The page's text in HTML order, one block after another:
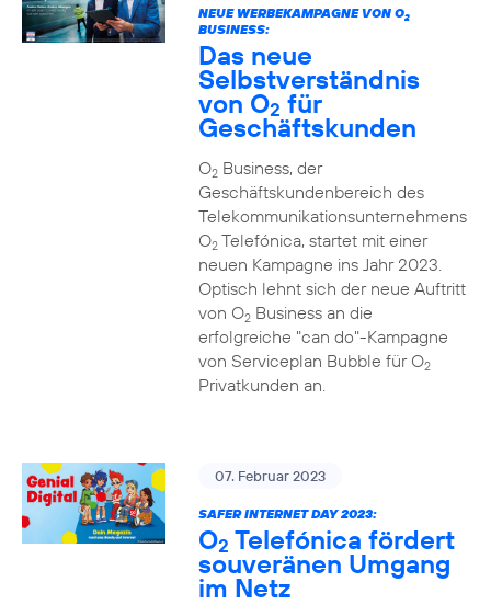
NEUE WERBEKAMPAGNE VON O2
BUSINESS:
Das neue
Selbstverständnis
von O2 für
Geschäftskunden
O2Business, der
Geschäftskundenbereich des
Telekommunikationsunternehmens
O2Telefónica, startet mit einer
neuen Kampagne ins Jahr 2023.
Optisch lehnt sich der neue Auftritt
von O2Business an die
erfolgreiche "can do"-Kampagne
von Serviceplan Bubble für O2
Privatkunden an.
07. Februar 2023
SAFER INTERNET DAY 2023:
O2 Telefónica fördert
souveränen Umgang
im Netz